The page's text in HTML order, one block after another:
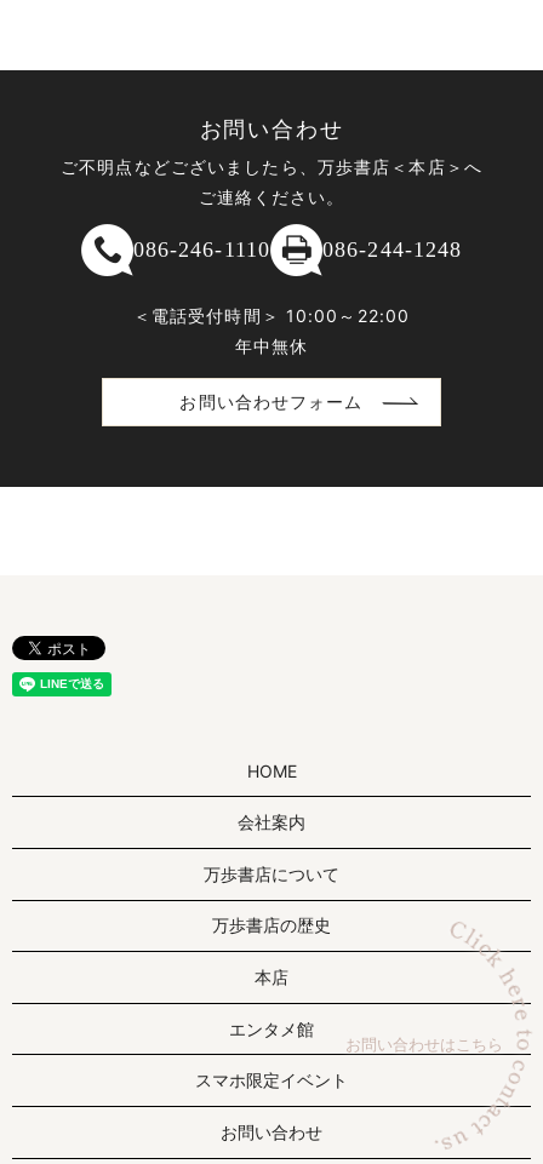
お問い合わせ
ご不明点などございましたら、万歩書店＜本店＞へ
ご連絡ください。
086-246-1110 086-244-1248
＜電話受付時間＞ 10:00～22:00
年中無休
お問い合わせフォーム
お問い合わせはこちら
HOME
会社案内
万歩書店について
万歩書店の歴史
本店
エンタメ館
スマホ限定イベント
お問い合わせ